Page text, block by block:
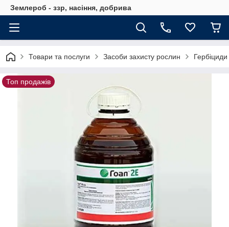
Землероб - ззр, насіння, добрива
Товари та послуги Засоби захисту рослин Гербіциди
Топ продажів